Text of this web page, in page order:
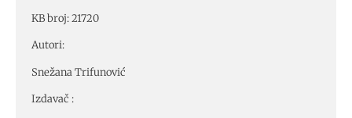
KB broj: 21720
Autori:
Snežana Trifunović
Izdavač :